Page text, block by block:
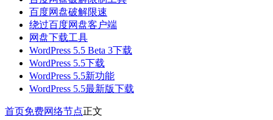
百度网盘破解限速
绕过百度网盘客户端
网盘下载工具
WordPress 5.5 Beta 3下载
WordPress 5.5下载
WordPress 5.5新功能
WordPress 5.5最新版下载
首页免费网络节点正文